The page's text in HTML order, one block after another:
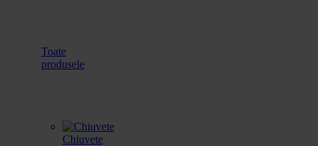
Toate
produsele
Chiuvete